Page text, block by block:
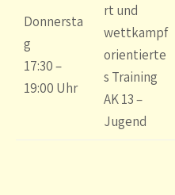
Donnersta
g
17:30 –
19:00 Uhr
rt und
wettkampf
orientierte
s Training
AK 13 –
Jugend